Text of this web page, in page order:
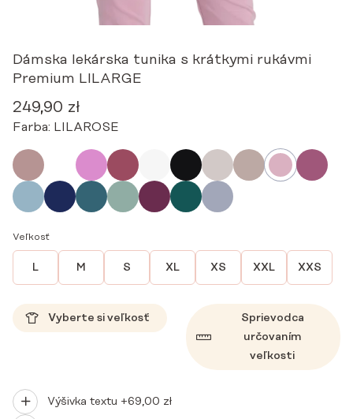
Dámska lekárska tunika s krátkymi rukávmi
Premium LILARGE
249,90 zł
Farba: LILAROSE
Veľkosť
L M S XL XS XXL XXS
Vyberte si veľkosť
Sprievodca
určovaním
veľkosti
Výšivka textu +69,00 zł